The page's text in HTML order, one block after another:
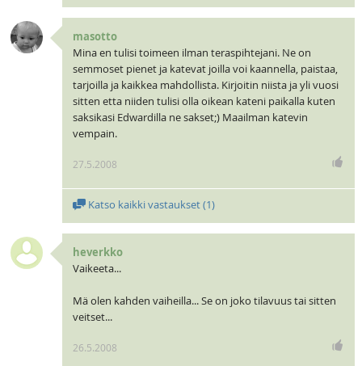
masotto
Mina en tulisi toimeen ilman teraspihtejani. Ne on
semmoset pienet ja katevat joilla voi kaannella, paistaa,
tarjoilla ja kaikkea mahdollista. Kirjoitin niista ja yli vuosi
sitten etta niiden tulisi olla oikean kateni paikalla kuten
saksikasi Edwardilla ne sakset;) Maailman katevin
vempain.
27.5.2008
Katso kaikki vastaukset (1)
heverkko
Vaikeeta...
Mä olen kahden vaiheilla... Se on joko tilavuus tai sitten
veitset...
26.5.2008